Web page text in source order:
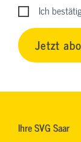
Ich
Jetzt
Ihre SVG Saar